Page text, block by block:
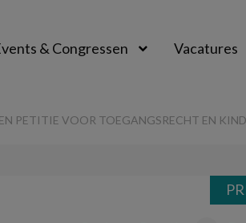
& Congressen Vacatures
PETITIE VOOR TOEGANGSRECHT EN